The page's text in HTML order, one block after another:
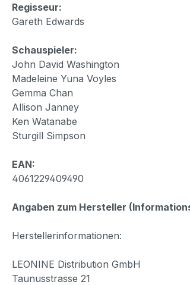
Regisseur:
Gareth Edwards
Schauspieler:
John David Washington
Madeleine Yuna Voyles
Gemma Chan
Allison Janney
Ken Watanabe
Sturgill Simpson
EAN:
4061229409490
Angaben zum Hersteller
Herstellerinformationen:
LEONINE Distribution GmbH
Taunusstrasse 21